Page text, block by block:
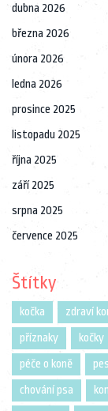
dubna 2026
března 2026
února 2026
ledna 2026
prosince 2025
listopadu 2025
října 2025
září 2025
srpna 2025
července 2025
Štítky
kočka zdraví
příznaky
kočky
péče o koně
pes
chování psa